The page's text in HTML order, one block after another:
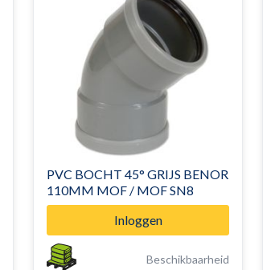
PVC BOCHT 45° GRIJS BENOR
110MM MOF / MOF SN8
Inloggen
Beschikbaarheid